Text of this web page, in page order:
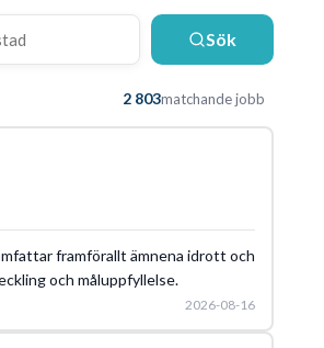
Sök
2 803matchande jobb
framförallt ämnena idrott och
och måluppfyllelse.
2026-08-16